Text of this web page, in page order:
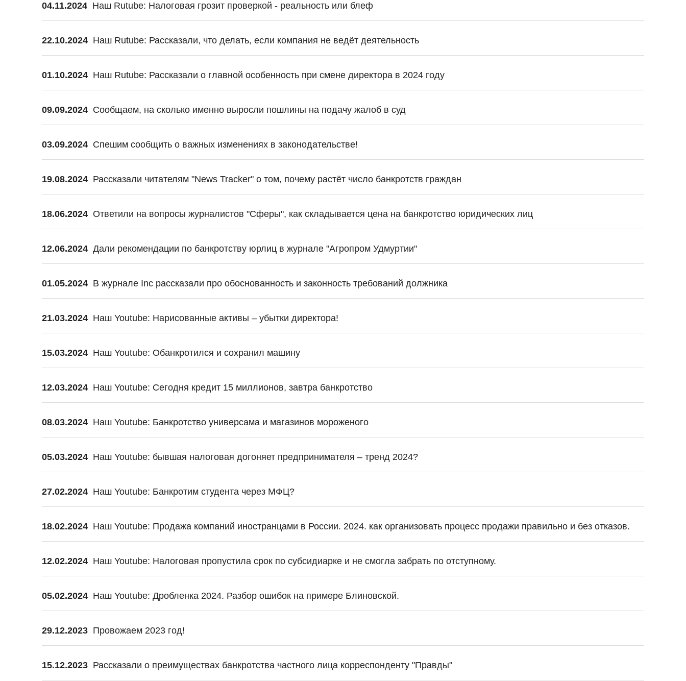
04.11.2024 Наш Rutube: Налоговая грозит проверкой - реальность или блеф
22.10.2024 Наш Rutube: Рассказали, что делать, если компания не ведёт деятельность
01.10.2024 Наш Rutube: Рассказали о главной особенность при смене директора в 2024 году
09.09.2024 Сообщаем, на сколько именно выросли пошлины на подачу жалоб в суд
03.09.2024 Спешим сообщить о важных изменениях в законодательстве!
19.08.2024 Рассказали читателям "News Tracker" о том, почему растёт число банкротств граждан
18.06.2024 Ответили на вопросы журналистов "Сферы", как складывается цена на банкротство юридических лиц
12.06.2024 Дали рекомендации по банкротству юрлиц в журнале "Агропром Удмуртии"
01.05.2024 В журнале Inc рассказали про обоснованность и законность требований должника
21.03.2024 Наш Youtube: Нарисованные активы – убытки директора!
15.03.2024 Наш Youtube: Обанкротился и сохранил машину
12.03.2024 Наш Youtube: Сегодня кредит 15 миллионов, завтра банкротство
08.03.2024 Наш Youtube: Банкротство универсама и магазинов мороженого
05.03.2024 Наш Youtube: бывшая налоговая догоняет предпринимателя – тренд 2024?
27.02.2024 Наш Youtube: Банкротим студента через МФЦ?
18.02.2024 Наш Youtube: Продажа компаний иностранцами в России. 2024. как организовать процесс продажи правильно и без отказов.
12.02.2024 Наш Youtube: Налоговая пропустила срок по субсидиарке и не смогла забрать по отступному.
05.02.2024 Наш Youtube: Дробленка 2024. Разбор ошибок на примере Блиновской.
29.12.2023 Провожаем 2023 год!
15.12.2023 Рассказали о преимуществах банкротства частного лица корреспонденту "Правды"